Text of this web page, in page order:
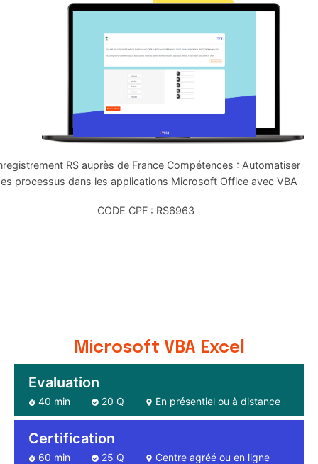
RS auprès de France Compétences : Automatiser
processus dans les applications Microsoft Office avec VBA
CODE CPF : RS6963
Microsoft VBA Excel
Evaluation
40 min 20 Q En présentiel ou à distance
Certification
60 min 25 Q Centre agréé ou en ligne